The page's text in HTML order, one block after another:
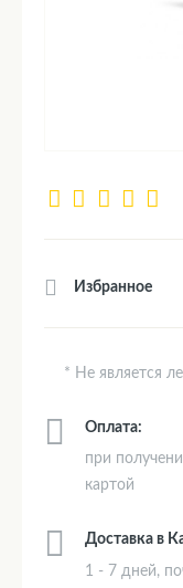
Избранное
* Не является
Оплата:
при
картой
Доставка в
1 - 7 дней,